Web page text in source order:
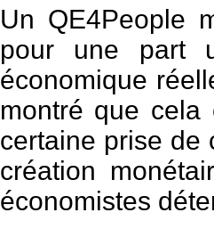
Un QE4People
pour une part
économique
montré que cela
certaine prise de
création
économistes